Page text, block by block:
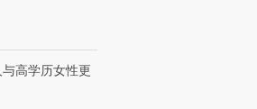
高学历女性更